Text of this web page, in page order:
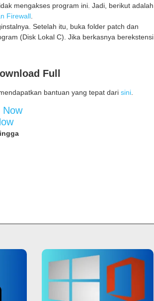
mengakses program ini. Jadi, berikut adalah
Firewall.
Setelah itu, buka folder patch dan
(Disk Lokal C). Jika berkasnya berekstensi
Full
bantuan yang tepat dari sini.
Now